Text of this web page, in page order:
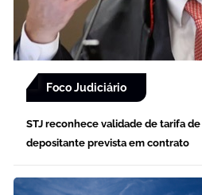
Foco Judiciário
STJ reconhece validade de tarifa
depositante prevista em contrato